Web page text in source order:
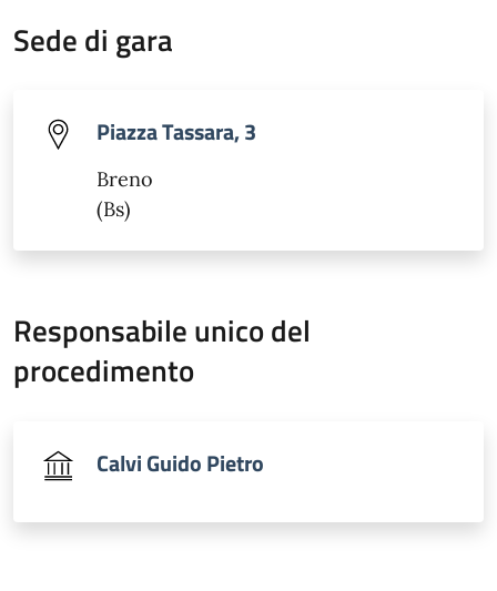
Sede di gara
Piazza Tassara, 3
Breno
(Bs)
Responsabile unico del
procedimento
Calvi Guido Pietro